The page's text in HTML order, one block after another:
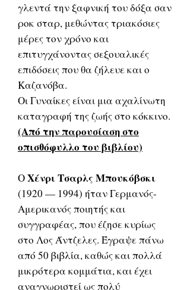
γλεντά την ξαφνική του δόξα σαν
ροκ σταρ, μεθώντας τριακόσιες
μέρες τον χρόνο και
επιτυγχάνοντας σεξουαλικές
επιδόσεις που θα ζήλευε και ο
Καζανόβα.
Οι Γυναίκες είναι μια αχαλίνωτη
καταγραφή της ζωής στο κόκκινο.
(Από την παρουσίαση στο
οπισθόφυλλο του βιβλίου)
ΟΧένρι Τσαρλς Μπουκόβσκι
(1920 — 1994) ήταν Γερμανός-
Αμερικανός ποιητής και
συγγραφέας, που έζησε κυρίως
στο Λος Άντζελες. Έγραψε πάνω
από 50 βιβλία, καθώς και πολλά
μικρότερα κομμάτια, και έχει
αναγνωριστεί ως πολύ